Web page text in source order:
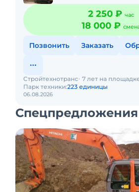
2 250 ₽ час
18 000 ₽
Позвонить Заказать
06.08.2026
Стройтехнотранс 7 лет на
Парк техники:223 единицы
Спецпредложения